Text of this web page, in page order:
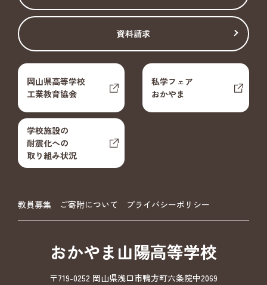
資料請求
岡山県高等学校
工業教育協会
私学フェア
おかやま
学校施設の
耐震化への
取り組み状況
教員募集 ご寄附について プライバシーポリシー
おかやま山陽高等学校
〒719-0252 岡山県浅口市鴨方町六条院中2069